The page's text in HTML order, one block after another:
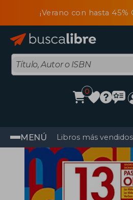
¡Verano con hasta 45%
0
MENÚ Libros más vendidos